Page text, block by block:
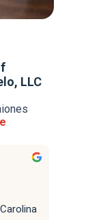
LLC
e